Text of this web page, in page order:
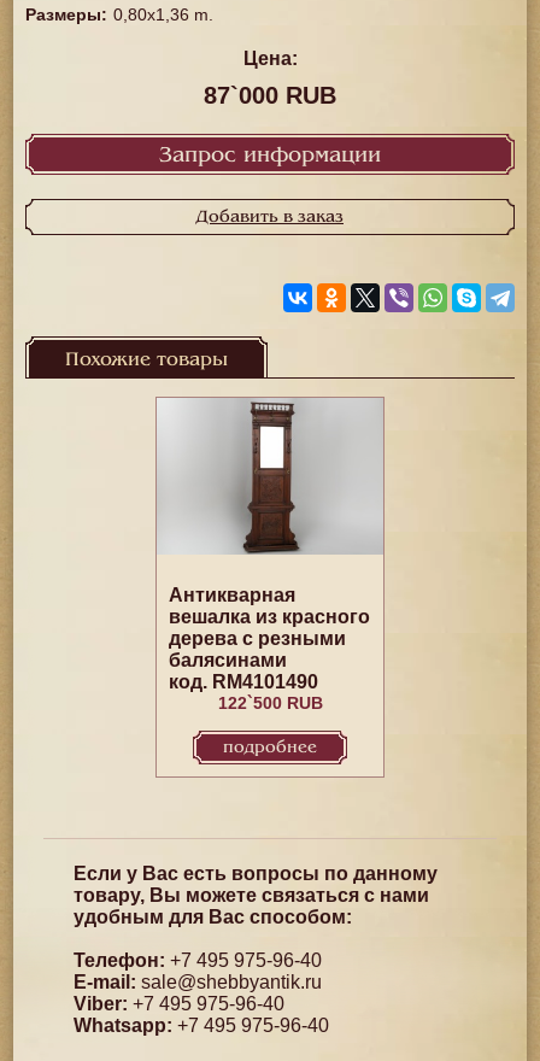
Размеры: 0,80x1,36 m.
Цена:
87`000 RUB
Запрос информации
Добавить в заказ
Похожие товары
Антикварная
вешалка из красного
дерева с резными
балясинами
код. RM4101490
122`500 RUB
подробнее
Если у Вас есть вопросы по данному
товару, Вы можете связаться с нами
удобным для Вас способом:
Телефон: +7 495 975-96-40
E-mail: sale@shebbyantik.ru
Viber: +7 495 975-96-40
Whatsapp: +7 495 975-96-40